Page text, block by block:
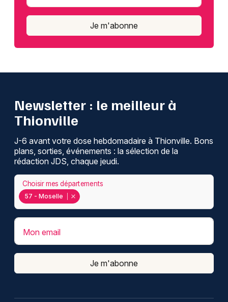
Je m'abonne
Newsletter : le meilleur à
Thionville
J-6 avant votre dose hebdomadaire à Thionville. Bons
plans, sorties, événements : la sélection de la
rédaction JDS, chaque jeudi.
57 - Moselle
Choisir mes départements
Mon email
Je m'abonne